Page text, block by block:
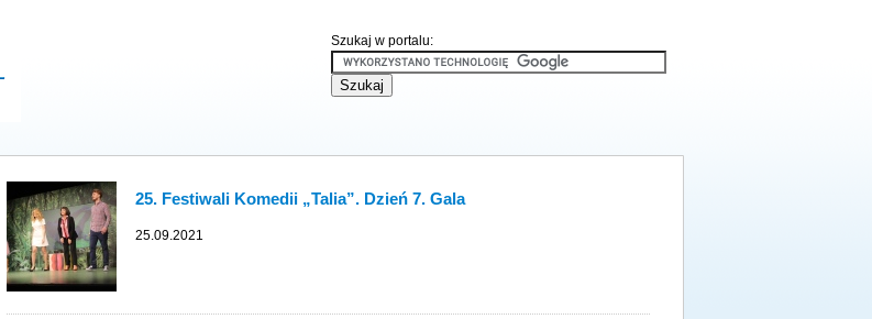
Szukaj w portalu:
25. Festiwali Komedii „Talia”. Dzień 7. Gala
25.09.2021